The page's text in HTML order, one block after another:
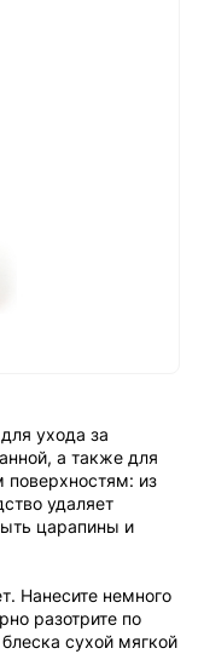
ухода за
а также для
поверхностям: из
удаляет
царапины и
Нанесите немного
разотрите по
сухой мягкой